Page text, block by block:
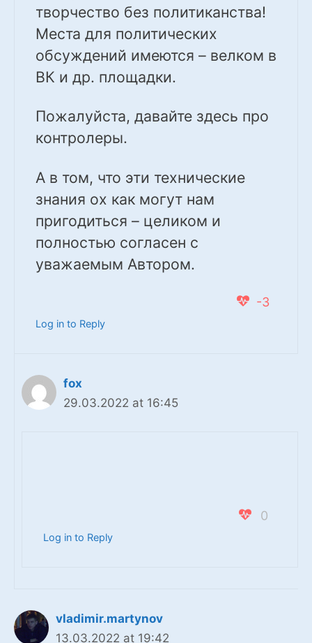
творчество без политиканства!
Места для политических
обсуждений имеются – велком в
ВК и др. площадки.
Пожалуйста, давайте здесь про
контролеры.
А в том, что эти технические
знания ох как могут нам
пригодиться – целиком и
полностью согласен с
уважаемым Автором.
-3
Log in to Reply
fox
29.03.2022 at 16:45
0
Log in to Reply
vladimir.martynov
13.03.2022 at 19:42